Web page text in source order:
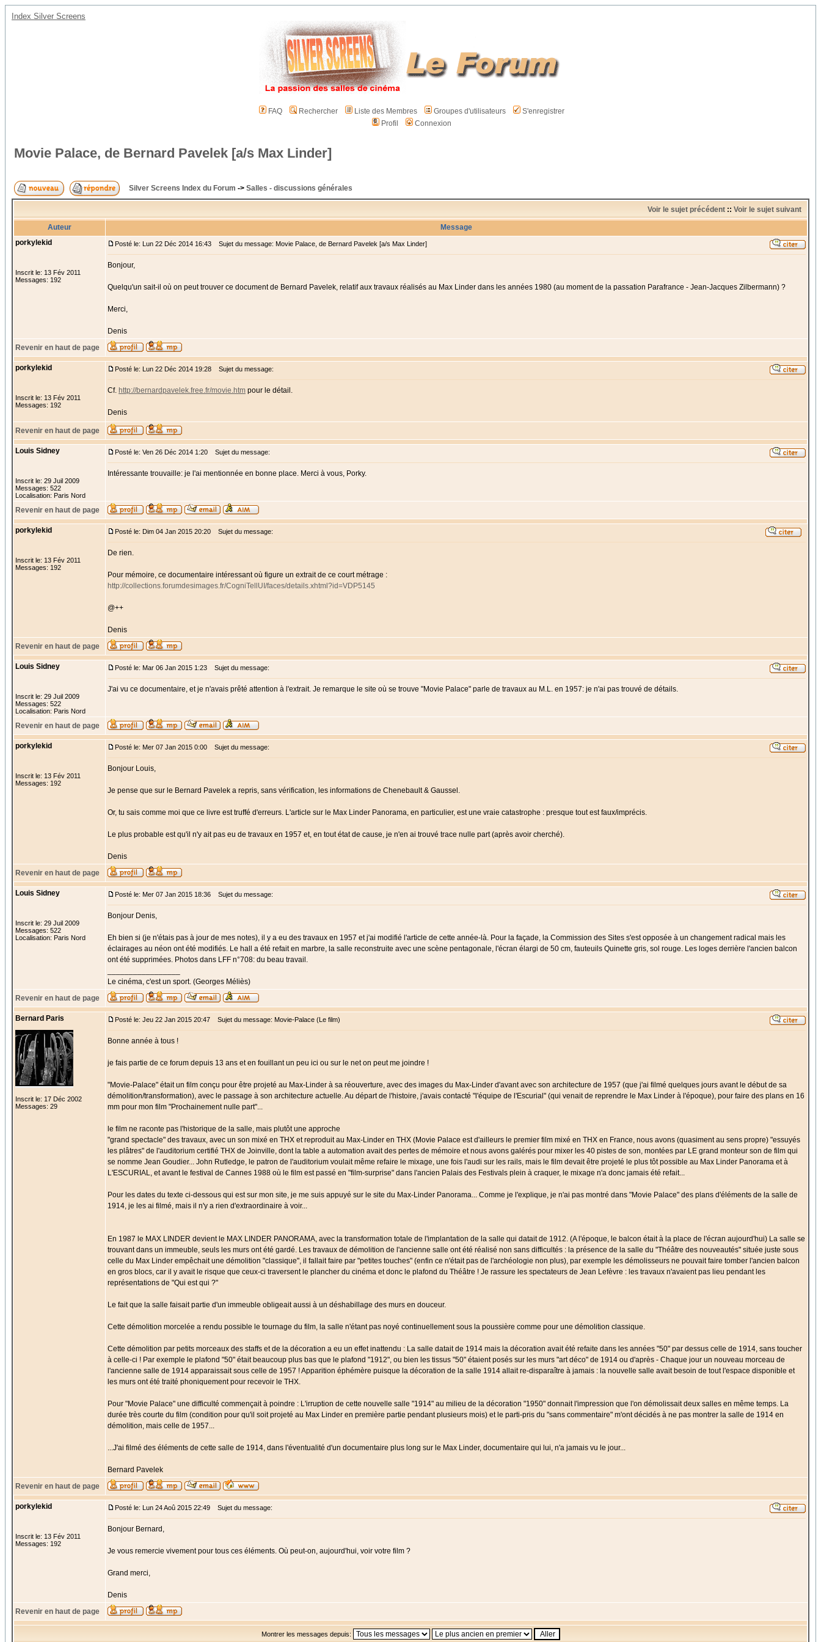
Index Silver Screens
FAQ Rechercher Liste des Membres Groupes d'utilisateurs
S'enregistrer
Profil
Connexion
Movie Palace, de Bernard Pavelek [a/s Max Linder]
Silver Screens Index du Forum -> Salles - discussions générales
Voir le sujet précédent :: Voir le sujet suivant
Auteur
Message
porkylekid
Inscrit le: 13 Fév 2011
Messages: 192
Posté le: Lun 22 Déc 2014 16:43 Sujet du message: Movie Palace, de Bernard Pavelek [a/s Max Linder]
Bonjour,
Quelqu'un sait-il où on peut trouver ce document de Bernard Pavelek, relatif aux travaux réalisés au Max Linder dans les années 1980 (au moment de la passation Parafrance - Jean-Jacques Zilbermann) ?
Merci,
Denis
Revenir en haut de page
porkylekid
Inscrit le: 13 Fév 2011
Messages: 192
Posté le: Lun 22 Déc 2014 19:28 Sujet du message:
Cf. http://bernardpavelek.free.fr/movie.htm pour le détail.
Denis
Revenir en haut de page
Louis Sidney
Inscrit le: 29 Juil 2009
Messages: 522
Localisation: Paris Nord
Posté le: Ven 26 Déc 2014 1:20 Sujet du message:
Intéressante trouvaille: je l'ai mentionnée en bonne place. Merci à vous, Porky.
Revenir en haut de page
porkylekid
Inscrit le: 13 Fév 2011
Messages: 192
Posté le: Dim 04 Jan 2015 20:20 Sujet du message:
De rien.
Pour mémoire, ce documentaire intéressant où figure un extrait de ce court métrage :
http://collections.forumdesimages.fr/CogniTellUI/faces/details.xhtml?id=VDP5145
@++
Denis
Revenir en haut de page
Louis Sidney
Inscrit le: 29 Juil 2009
Messages: 522
Localisation: Paris Nord
Posté le: Mar 06 Jan 2015 1:23 Sujet du message:
J'ai vu ce documentaire, et je n'avais prêté attention à l'extrait. Je remarque le site où se trouve "Movie Palace" parle de travaux au M.L. en 1957: je n'ai pas trouvé de détails.
Revenir en haut de page
porkylekid
Inscrit le: 13 Fév 2011
Messages: 192
Posté le: Mer 07 Jan 2015 0:00 Sujet du message:
Bonjour Louis,
Je pense que sur le Bernard Pavelek a repris, sans vérification, les informations de Chenebault & Gaussel.
Or, tu sais comme moi que ce livre est truffé d'erreurs. L'article sur le Max Linder Panorama, en particulier, est une vraie catastrophe : presque tout est faux/imprécis.
Le plus probable est qu'il n'y ait pas eu de travaux en 1957 et, en tout état de cause, je n'en ai trouvé trace nulle part (après avoir cherché).
Denis
Revenir en haut de page
Louis Sidney
Inscrit le: 29 Juil 2009
Messages: 522
Localisation: Paris Nord
Posté le: Mer 07 Jan 2015 18:36 Sujet du message:
Bonjour Denis,
Eh bien si (je n'étais pas à jour de mes notes), il y a eu des travaux en 1957 et j'ai modifié l'article de cette année-là. Pour la façade, la Commission des Sites s'est opposée à un changement radical mais les
éclairages au néon ont été modifiés. Le hall a été refait en marbre, la salle reconstruite avec une scène pentagonale, l'écran élargi de 50 cm, fauteuils Quinette gris, sol rouge. Les loges derrière l'ancien balcon
ont été supprimées. Photos dans LFF n°708: du beau travail.
Le cinéma, c'est un sport. (Georges Méliès)
Revenir en haut de page
Bernard Paris
Inscrit le: 17 Déc 2002
Messages: 29
Posté le: Jeu 22 Jan 2015 20:47 Sujet du message: Movie-Palace (Le film)
Bonne année à tous !
je fais partie de ce forum depuis 13 ans et en fouillant un peu ici ou sur le net on peut me joindre !
"Movie-Palace" était un film conçu pour être projeté au Max-Linder à sa réouverture, avec des images du Max-Linder d'avant avec son architecture de 1957 (que j'ai filmé quelques jours avant le début de sa
démolition/transformation), avec le passage à son architecture actuelle. Au départ de l'histoire, j'avais contacté "l'équipe de l'Escurial" (qui venait de reprendre le Max Linder à l'époque), pour faire des plans en 16
mm pour mon film "Prochainement nulle part"...
le film ne raconte pas l'historique de la salle, mais plutôt une approche
"grand spectacle" des travaux, avec un son mixé en THX et reproduit au Max-Linder en THX (Movie Palace est d'ailleurs le premier film mixé en THX en France, nous avons (quasiment au sens propre) "essuyés
les plâtres" de l'auditorium certifié THX de Joinville, dont la table a automation avait des pertes de mémoire et nous avons galérés pour mixer les 40 pistes de son, montées par LE grand monteur son de film qui
se nomme Jean Goudier... John Rutledge, le patron de l'auditorium voulait même refaire le mixage, une fois l'audi sur les rails, mais le film devait être projeté le plus tôt possible au Max Linder Panorama et à
L'ESCURIAL, et avant le festival de Cannes 1988 où le film est passé en "film-surprise" dans l'ancien Palais des Festivals plein à craquer, le mixage n'a donc jamais été refait...
Pour les dates du texte ci-dessous qui est sur mon site, je me suis appuyé sur le site du Max-Linder Panorama... Comme je l'explique, je n'ai pas montré dans "Movie Palace" des plans d'éléments de la salle de
1914, je les ai filmé, mais il n'y a rien d'extraordinaire à voir...
En 1987 le MAX LINDER devient le MAX LINDER PANORAMA, avec la transformation totale de l'implantation de la salle qui datait de 1912. (A l'époque, le balcon était à la place de l'écran aujourd'hui) La salle se
trouvant dans un immeuble, seuls les murs ont été gardé. Les travaux de démolition de l'ancienne salle ont été réalisé non sans difficultés : la présence de la salle du "Théâtre des nouveautés" située juste sous
celle du Max Linder empêchait une démolition "classique", il fallait faire par "petites touches" (enfin ce n'était pas de l'archéologie non plus), par exemple les démolisseurs ne pouvait faire tomber l'ancien balcon
en gros blocs, car il y avait le risque que ceux-ci traversent le plancher du cinéma et donc le plafond du Théâtre ! Je rassure les spectateurs de Jean Lefèvre : les travaux n'avaient pas lieu pendant les
représentations de "Qui est qui ?"
Le fait que la salle faisait partie d'un immeuble obligeait aussi à un déshabillage des murs en douceur.
Cette démolition morcelée a rendu possible le tournage du film, la salle n'étant pas noyé continuellement sous la poussière comme pour une démolition classique.
Cette démolition par petits morceaux des staffs et de la décoration a eu un effet inattendu : La salle datait de 1914 mais la décoration avait été refaite dans les années "50" par dessus celle de 1914, sans toucher
à celle-ci ! Par exemple le plafond "50" était beaucoup plus bas que le plafond "1912", ou bien les tissus "50" étaient posés sur les murs "art déco" de 1914 ou d'après - Chaque jour un nouveau morceau de
l'ancienne salle de 1914 apparaissait sous celle de 1957 ! Apparition éphémère puisque la décoration de la salle 1914 allait re-disparaître à jamais : la nouvelle salle avait besoin de tout l'espace disponible et
les murs ont été traité phoniquement pour recevoir le THX.
Pour "Movie Palace" une difficulté commençait à poindre : L'irruption de cette nouvelle salle "1914" au milieu de la décoration "1950" donnait l'impression que l'on démolissait deux salles en même temps. La
durée très courte du film (condition pour qu'il soit projeté au Max Linder en première partie pendant plusieurs mois) et le parti-pris du "sans commentaire" m'ont décidés à ne pas montrer la salle de 1914 en
démolition, mais celle de 1957...
...J'ai filmé des éléments de cette salle de 1914, dans l'éventualité d'un documentaire plus long sur le Max Linder, documentaire qui lui, n'a jamais vu le jour...
Bernard Pavelek
Revenir en haut de page
porkylekid
Inscrit le: 13 Fév 2011
Messages: 192
Posté le: Lun 24 Aoû 2015 22:49 Sujet du message:
Bonjour Bernard,
Je vous remercie vivement pour tous ces éléments. Où peut-on, aujourd'hui, voir votre film ?
Grand merci,
Denis
Revenir en haut de page
Montrer les messages depuis: